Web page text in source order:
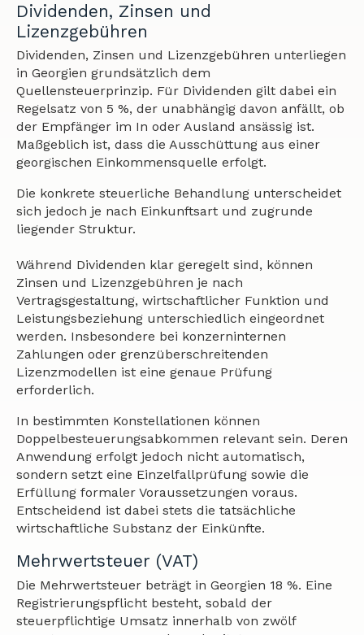
Dividenden, Zinsen und
Lizenzgebühren
Dividenden, Zinsen und Lizenzgebühren unterliegen
in Georgien grundsätzlich dem
Quellensteuerprinzip. Für Dividenden gilt dabei ein
Regelsatz von 5 %, der unabhängig davon anfällt, ob
der Empfänger im In oder Ausland ansässig ist.
Maßgeblich ist, dass die Ausschüttung aus einer
georgischen Einkommensquelle erfolgt.
Die konkrete steuerliche Behandlung unterscheidet
sich jedoch je nach Einkunftsart und zugrunde
liegender Struktur.
Während Dividenden klar geregelt sind, können
Zinsen und Lizenzgebühren je nach
Vertragsgestaltung, wirtschaftlicher Funktion und
Leistungsbeziehung unterschiedlich eingeordnet
werden. Insbesondere bei konzerninternen
Zahlungen oder grenzüberschreitenden
Lizenzmodellen ist eine genaue Prüfung
erforderlich.
In bestimmten Konstellationen können
Doppelbesteuerungsabkommen relevant sein. Deren
Anwendung erfolgt jedoch nicht automatisch,
sondern setzt eine Einzelfallprüfung sowie die
Erfüllung formaler Voraussetzungen voraus.
Entscheidend ist dabei stets die tatsächliche
wirtschaftliche Substanz der Einkünfte.
Mehrwertsteuer (VAT)
Die Mehrwertsteuer beträgt in Georgien 18 %. Eine
Registrierungspflicht besteht, sobald der
steuerpflichtige Umsatz innerhalb von zwölf